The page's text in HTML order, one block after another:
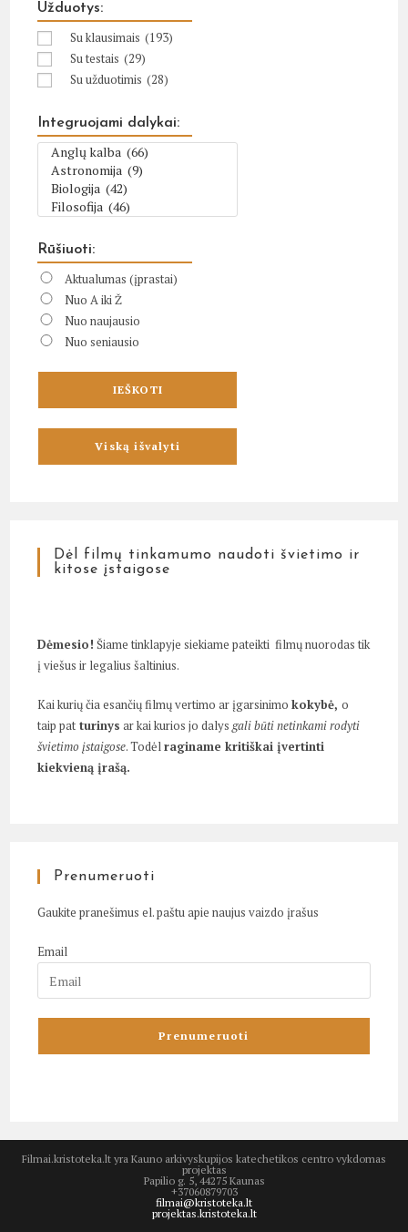
Užduotys:
Su klausimais (193)
Su testais (29)
Su užduotimis (28)
Integruojami dalykai:
Rūšiuoti:
Aktualumas (įprastai)
Nuo A iki Ž
Nuo naujausio
Nuo seniausio
Dėl filmų tinkamumo naudoti švietimo ir
kitose įstaigose
Dėmesio! Šiame tinklapyje siekiame pateikti filmų nuorodas tik
į viešus ir legalius šaltinius.
Kai kurių čia esančių filmų vertimo ar įgarsinimokokybė,o
taip pat turinys ar kai kurios jo dalysgali būti netinkami rodyti
švietimo įstaigose. Todėlraginame kritiškai įvertinti
kiekvieną įrašą.
Prenumeruoti
Gaukite pranešimus el. paštu apie naujus vaizdo įrašus
Email
Filmai.kristoteka.lt yra Kauno arkivyskupijos katechetikos centro vykdomas
projektas
Papilio g. 5, 44275 Kaunas
+37060879703
filmai@kristoteka.lt
projektas.kristoteka.lt